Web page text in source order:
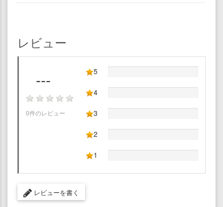
レビュー
---
0件のレビュー
5
4
3
2
1
レビューを書く